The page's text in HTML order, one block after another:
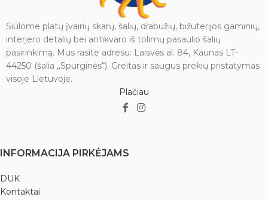
Siūlome platų įvairių skarų, šalių, drabužių, bižuterijos gaminių,
interjero detalių bei antikvaro iš tolimų pasaulio šalių
pasirinkimą. Mus rasite adresu: Laisvės al. 84, Kaunas LT-
44250 (šalia „Spurginės“). Greitas ir saugus prekių pristatymas
visoje Lietuvoje.
Plačiau
INFORMACIJA PIRKĖJAMS
DUK
Kontaktai